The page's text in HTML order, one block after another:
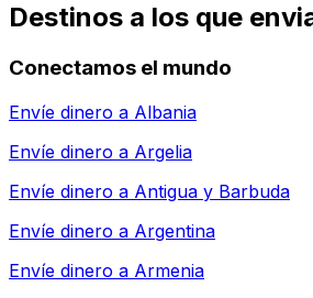
Destinos a los que
Conectamos el mundo
Envíe dinero a Albania
Envíe dinero a Argelia
Envíe dinero a Antigua y Barbuda
Envíe dinero a Argentina
Envíe dinero a Armenia